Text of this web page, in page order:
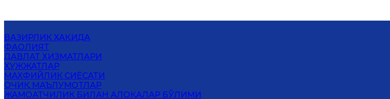
ВАЗИРЛИК ҲАҚИДА
ФАОЛИЯТ
ДАВЛАТ ХИЗМАТЛАРИ
ҲУЖЖАТЛАР
МАХФИЙЛИК СИЁСАТИ
ОЧИҚ МАЪЛУМОТЛАР
ЖАМОАТЧИЛИК БИЛАН АЛОҚАЛАР БЎЛИМИ